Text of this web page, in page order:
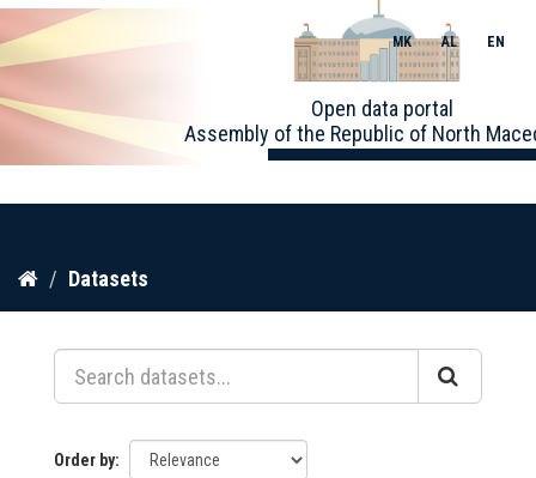
Skip
content
Open data portal
Assembly of the Republic of North
MK AL EN
Datasets
Order by